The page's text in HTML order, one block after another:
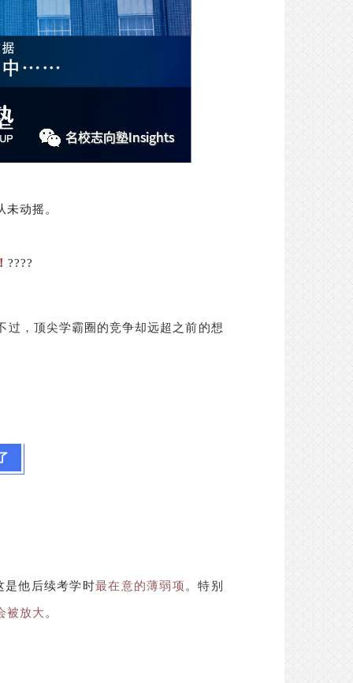
动摇。
????
过，顶尖学霸圈的竞争却远超之前的想
是他后续考学时最在意的薄弱项 。特别
被放大 。